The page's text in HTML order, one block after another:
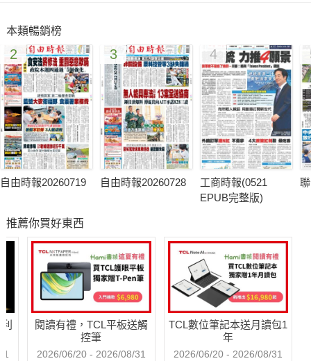
本類暢銷榜
2
自由時報20260719
3
自由時報20260728
4
工商時報(0521
EPUB完整版)
推薦你買好東西
閱讀有禮，TCL平板送觸
控筆
2026/06/20 - 2026/08/31
TCL數位筆記本送月讀包1
年
2026/06/20 - 2026/08/31